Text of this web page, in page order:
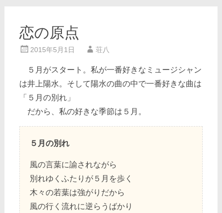
恋の原点
2015年5月1日 荘八
５月がスタート。私が一番好きなミュージシャン
は井上陽水。そして陽水の曲の中で一番好きな曲は
「５月の別れ」
だから、私の好きな季節は５月。
５月の別れ
風の言葉に諭されながら
別れゆくふたりが５月を歩く
木々の若葉は強がりだから
風の行く流れに逆らうばかり